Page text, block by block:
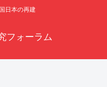
日本の再建
フォーラム